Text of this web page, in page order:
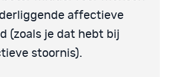
affectieve
(zoals je dat hebt bij
stoornis).